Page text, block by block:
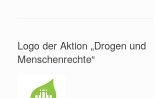
Logo der Aktion „Drogen und
Menschenrechte“